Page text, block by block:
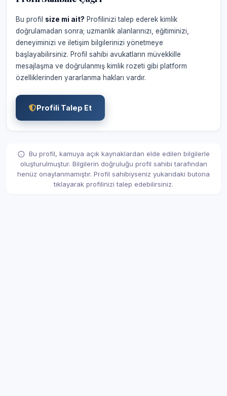
Bu profil size mi ait? Profilinizi talep ederek kimlik
doğrulamadan sonra; uzmanlık alanlarınızı, eğitiminizi,
deneyiminizi ve iletişim bilgilerinizi yönetmeye
başlayabilirsiniz. Profil sahibi avukatların müvekkille
mesajlaşma ve doğrulanmış kimlik rozeti gibi platform
özelliklerinden yararlanma hakları vardır.
Profili Talep Et
Bu profil, kamuya açık kaynaklardan elde edilen bilgilerle
oluşturulmuştur. Bilgilerin doğruluğu profil sahibi tarafından
henüz onaylanmamıştır. Profil sahibiyseniz yukarıdaki butona
tıklayarak profilinizi talep edebilirsiniz.